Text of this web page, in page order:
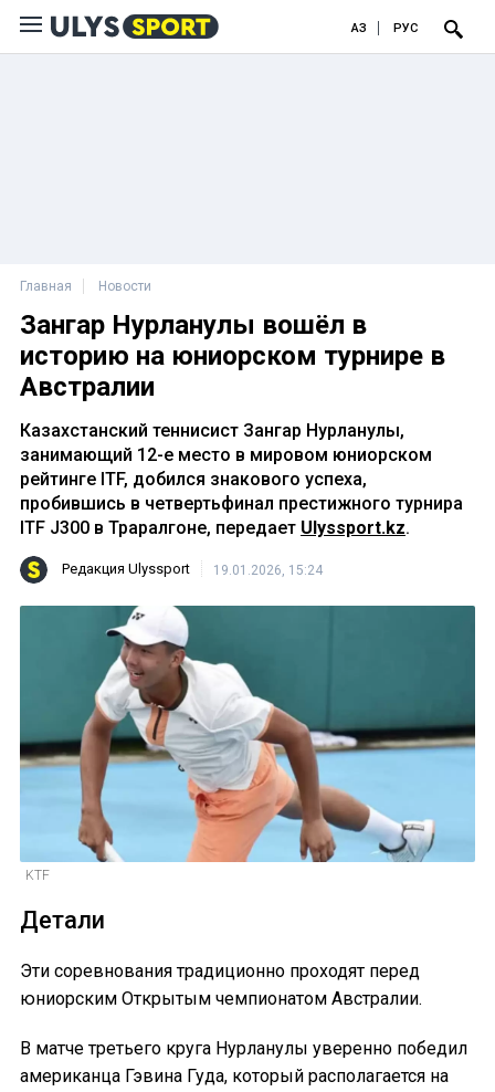
ҚАЗ РУС
Главная Новости
Зангар Нурланулы вошёл в
историю на юниорском турнире в
Австралии
Казахстанский теннисист Зангар Нурланулы,
занимающий 12-е место в мировом юниорском
рейтинге ITF, добился знакового успеха,
пробившись в четвертьфинал престижного турнира
ITF J300 в Траралгоне, передает Ulyssport.kz.
Редакция Ulyssport 19.01.2026, 15:24
KTF
Детали
Эти соревнования традиционно проходят перед
юниорским Открытым чемпионатом Австралии.
В матче третьего круга Нурланулы уверенно победил
американца Гэвина Гуда, который располагается на